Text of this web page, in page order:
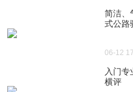
简洁、
式公路
06-12
入门
横评